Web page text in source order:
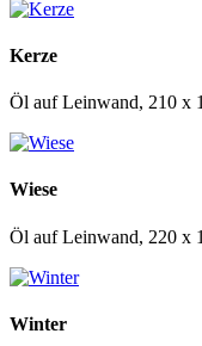
Kerze
Öl auf Leinwand, 210 x
Wiese
Öl auf Leinwand, 220 x
Winter